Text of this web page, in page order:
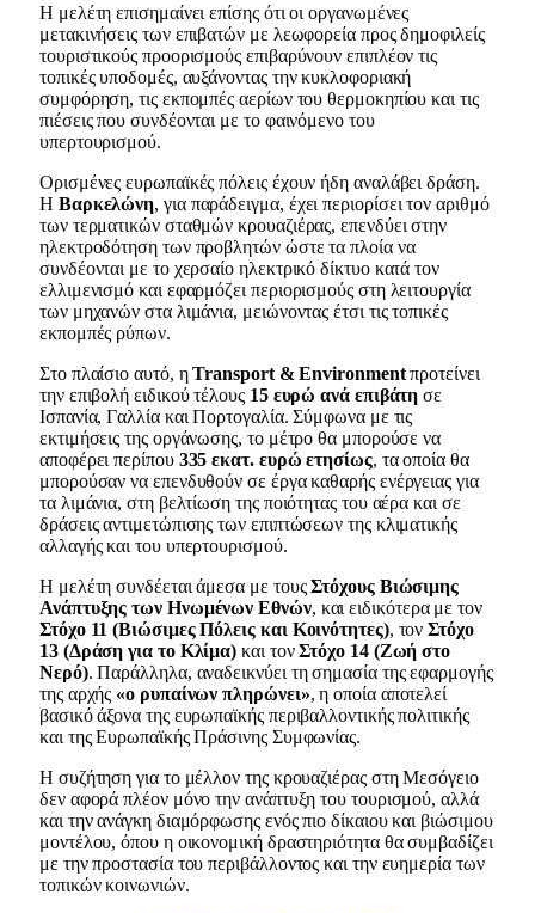
Η μελέτη επισημαίνει επίσης ότι οι οργανωμένες
μετακινήσεις των επιβατών με λεωφορεία προς δημοφιλείς
τουριστικούς προορισμούς επιβαρύνουν επιπλέον τις
τοπικές υποδομές, αυξάνοντας την κυκλοφοριακή
συμφόρηση, τις εκπομπές αερίων του θερμοκηπίου και τις
πιέσεις που συνδέονται με το φαινόμενο του
υπερτουρισμού.
Ορισμένες ευρωπαϊκές πόλεις έχουν ήδη αναλάβει δράση.
Η Βαρκελώνη, για παράδειγμα, έχει περιορίσει τον αριθμό
των τερματικών σταθμών κρουαζιέρας, επενδύει στην
ηλεκτροδότηση των προβλητών ώστε τα πλοία να
συνδέονται με το χερσαίο ηλεκτρικό δίκτυο κατά τον
ελλιμενισμό και εφαρμόζει περιορισμούς στη λειτουργία
των μηχανών στα λιμάνια, μειώνοντας έτσι τις τοπικές
εκπομπές ρύπων.
Στο πλαίσιο αυτό, ηTransport & Environmentπροτείνει
την επιβολή ειδικού τέλους 15 ευρώ ανά επιβάτη σε
Ισπανία, Γαλλία και Πορτογαλία. Σύμφωνα με τις
εκτιμήσεις της οργάνωσης, το μέτρο θα μπορούσε να
αποφέρει περίπου 335 εκατ. ευρώ ετησίως, τα οποία θα
μπορούσαν να επενδυθούν σε έργα καθαρής ενέργειας για
τα λιμάνια, στη βελτίωση της ποιότητας του αέρα και σε
δράσεις αντιμετώπισης των επιπτώσεων της κλιματικής
αλλαγής και του υπερτουρισμού.
Η μελέτη συνδέεται άμεσα με τουςΣτόχους Βιώσιμης
Ανάπτυξης των Ηνωμένων Εθνών, και ειδικότερα με τον
Στόχο 11 (Βιώσιμες Πόλεις και Κοινότητες), τονΣτόχο
13 (Δράση για το Κλίμα) και τονΣτόχο 14 (Ζωή στο
Νερό). Παράλληλα, αναδεικνύει τη σημασία της εφαρμογής
της αρχής «ο ρυπαίνων πληρώνει», η οποία αποτελεί
βασικό άξονα της ευρωπαϊκής περιβαλλοντικής πολιτικής
και της Ευρωπαϊκής Πράσινης Συμφωνίας.
Η συζήτηση για το μέλλον της κρουαζιέρας στη Μεσόγειο
δεν αφορά πλέον μόνο την ανάπτυξη του τουρισμού, αλλά
και την ανάγκη διαμόρφωσης ενός πιο δίκαιου και βιώσιμου
μοντέλου, όπου η οικονομική δραστηριότητα θα συμβαδίζει
με την προστασία του περιβάλλοντος και την ευημερία των
τοπικών κοινωνιών.